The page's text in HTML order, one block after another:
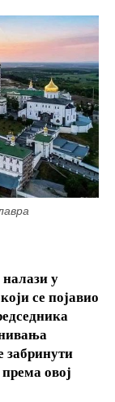
у
се појавио
забринути
овој